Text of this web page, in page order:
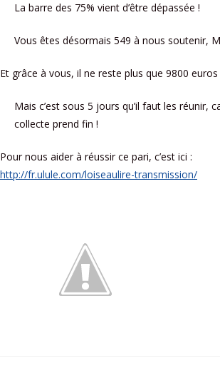
La barre des 75% vient d’être dépassée !
Vous êtes désormais 549 à nous soutenir,
Et grâce à vous, il ne reste plus que 9800
Mais c’est sous 5 jours qu’il faut les réunir,
collecte prend fin !
Pour nous aider à réussir ce pari, c’est ici :
http://fr.ulule.com/loiseaulire-transmission/